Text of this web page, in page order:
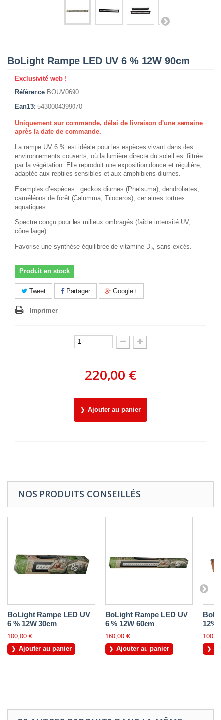
BoLight Rampe LED UV 6 % 12W 90cm
Exclusivité web !
Référence BOUV0690
Ean13: 5430004399070
Uniquement sur commande, délai de livraison d'une semaine
après la date de commande.
La rampe UV 6 % est idéale pour les espèces vivant dans des
environnements couverts, où la lumière directe du soleil est filtrée
par la végétation. Elle reproduit une exposition douce et régulière,
adaptée aux reptiles sensibles et aux amphibiens diurnes.
Exemples d’espèces : geckos diurnes (Phelsuma), dendrobates,
caméléons de forêt (Calumma, Trioceros), certaines tortues
aquatiques.
Spectre conçu pour les milieux ombragés (faible intensité UV,
cône large).
Favorise une synthèse équilibrée de vitamine D₃, sans excès.
Produit en stock
Tweet Partager Google+
Imprimer
220,00 €
Ajouter au panier
NOS PRODUITS CONSEILLÉS
BoLight Rampe LED UV
6 % 12W 30cm
100,00 €
Ajouter au panier
BoLight Rampe LED UV
6 % 12W 60cm
160,00 €
Ajouter au panier
12%